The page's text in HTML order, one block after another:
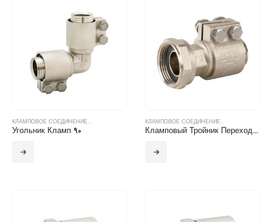
КЛАМПОВОЕ СОЕДИНЕНИЕ...
Угольник Кламп 90
КЛАМПОВОЕ СОЕДИНЕНИЕ...
Кламповый Тройник Переходной